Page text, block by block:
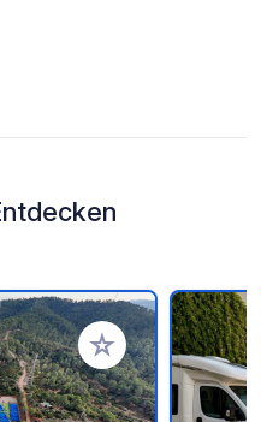
Zu Ihren Favoriten